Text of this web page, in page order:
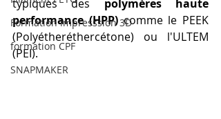
Formation impresssion 3D
formation CPF
SNAPMAKER
typiques des polymères haute
performance (HPP) comme le PEEK
(Polyétheréthercétone) ou l'ULTEM
(PEI).